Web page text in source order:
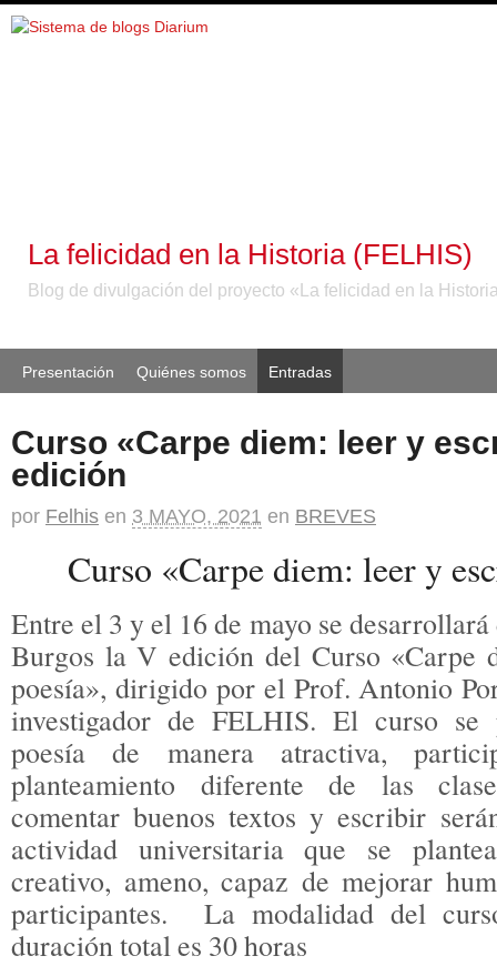
La felicidad en la Historia (FELHIS)
Blog de divulgación del proyecto «La felicidad en la
Presentación Quiénes somos Entradas
Curso «Carpe diem: leer y
edición
por Felhis en 3 MAYO, 2021 en BREVES
Curso «Carpe diem: leer y
Entre el 3 y el 16 de mayo se
Burgos la V edición del Curso «Carpe
poesía», dirigido por el Prof. Antonio
investigador de FELHIS. El curso se
poesía de manera atractiva,
planteamiento diferente de las
comentar buenos textos y escribir
actividad universitaria que se
creativo, ameno, capaz de mejorar
participantes. La modalidad del
duración total es 30 horas